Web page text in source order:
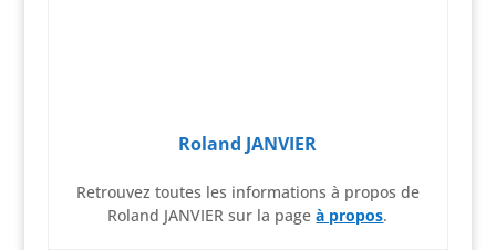
Roland JANVIER
Retrouvez toutes les informations à propos de
Roland JANVIER sur la pageà propos.